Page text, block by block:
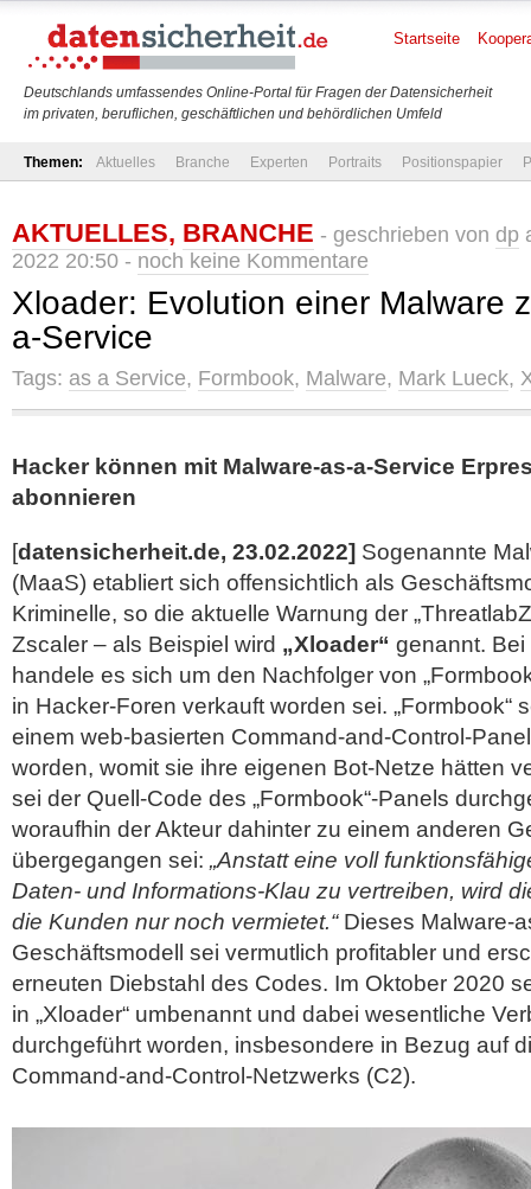
Deutschlands umfassendes Online-Portal für Fragen der Datensicherheit
im privaten, beruflichen, geschäftlichen und behördlichen Umfeld
Startseite
Themen: Aktuelles Branche Experten Portraits Positionspapier
AKTUELLES, BRANCHE - geschrieben von dp
2022 20:50 - noch keine Kommentare
Xloader: Evolution einer Malware
a-Service
Tags: as a Service, Formbook, Malware, Mark Lueck,
Hacker können mit Malware-as-a-Service
abonnieren
[datensicherheit.de, 23.02.2022] Sogenannte
(MaaS) etabliert sich offensichtlich als
Kriminelle, so die aktuelle Warnung der
Zscaler – als Beispiel wird „Xloader“ genannt. Bei
handele es sich um den Nachfolger von
in Hacker-Foren verkauft worden sei. „Formbook“
einem web-basierten Command-and-Control-
worden, womit sie ihre eigenen Bot-Netze hätten
sei der Quell-Code des „Formbook“-Panels
woraufhin der Akteur dahinter zu einem anderen
übergegangen sei: „Anstatt eine voll
Daten- und Informations-Klau zu vertreiben, wird
die Kunden nur noch vermietet.“Dieses Malware-
Geschäftsmodell sei vermutlich profitabler und
erneuten Diebstahl des Codes. Im Oktober 2020
in „Xloader“ umbenannt und dabei wesentliche
durchgeführt worden, insbesondere in Bezug auf
Command-and-Control-Netzwerks (C2).